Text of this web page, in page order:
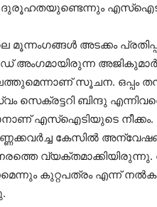
ദുരൂഹതയുണ്ടെന്നും
മൂന്നംഗങ്ങള്‍ അടക്കം
അംഗമായിരുന്ന
സൂചന. ഒപ്പം
സെക്രട്ടറി ബിന്ദു
എസ്ഐടിയുടെ നീക്കം.
കേസിൽ അന്വേഷണം
കുറ്റപത്രം എന്ന്